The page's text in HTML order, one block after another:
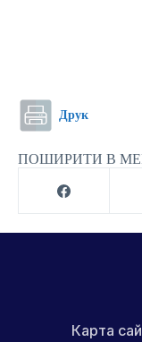
Друк
ПОШИРИТИ В
Карта